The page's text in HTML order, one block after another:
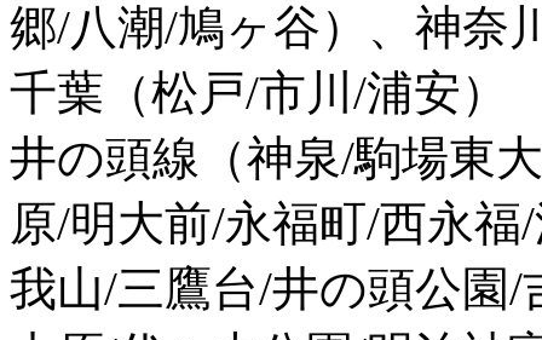
郷/八潮/鳩ヶ谷）、神奈
千葉（松戸/市川/浦安）
井の頭線（神泉/駒場東
原/明大前/永福町/西永
我山/三鷹台/井の頭公園